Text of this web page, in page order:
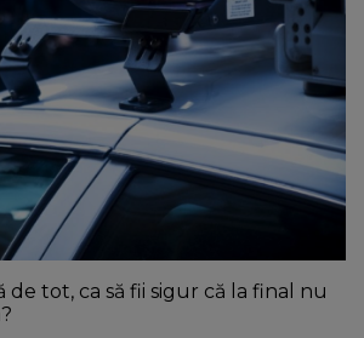
de tot, ca să fii sigur că la final nu